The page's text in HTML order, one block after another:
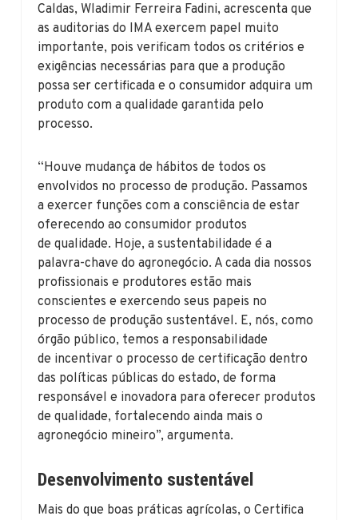
Caldas, Wladimir Ferreira Fadini, acrescenta que
as auditorias do IMA exercem papel muito
importante, pois verificam todos os critérios e
exigências necessárias para que a produção
possa ser certificada e o consumidor adquira um
produto com a qualidade garantida pelo
processo.
“Houve mudança de hábitos de todos os
envolvidos no processo de produção. Passamos
a exercer funções com a consciência de estar
oferecendo ao consumidor produtos
de qualidade. Hoje, a sustentabilidade é a
palavra-chave do agronegócio. A cada dia nossos
profissionais e produtores estão mais
conscientes e exercendo seus papeis no
processo de produção sustentável. E, nós, como
órgão público, temos a responsabilidade
de incentivar o processo de certificação dentro
das políticas públicas do estado, de forma
responsável e inovadora para oferecer produtos
de qualidade, fortalecendo ainda mais o
agronegócio mineiro”, argumenta.
Desenvolvimento sustentável
Mais do que boas práticas agrícolas, o Certifica